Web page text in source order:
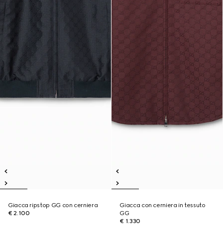
Giacca ripstop GG con cerniera
€ 2.100
Giacca con cerniera in tessuto
GG
€ 1.330